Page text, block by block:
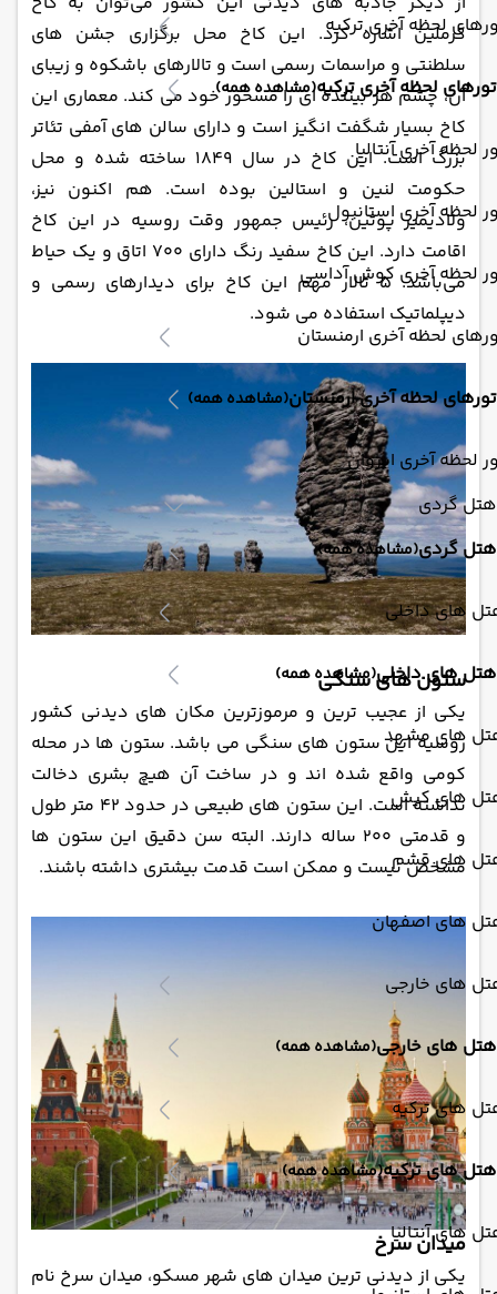
لحظه آخری ترکیه
تورهای لحظه آخری ترکیه(مشاهده همه)
لحظه آخری آنتالیا
لحظه آخری استانبول
لحظه آخری کوش آداسی
لحظه آخری ارمنستان
تورهای لحظه آخری ارمنستان(مشاهده همه)
لحظه آخری ایروان
هتل گردی
هتل گردی(مشاهده همه)
های داخلی
هتل های داخلی(مشاهده همه)
های مشهد
های کیش
های قشم
های اصفهان
های خارجی
هتل های خارجی(مشاهده همه)
های ترکیه
هتل های ترکیه(مشاهده همه)
های آنتالیا
کرملین اشاره کرد. این کاخ محل برگزاری جشن ‌های
سلطنتی و مراسمات رسمی ‌است و تالارهای باشکوه و زیبای
آن، چشم هر بیننده ای را مسحور خود می ‌کند. معماری این
کاخ بسیار شگفت انگیز است و دارای سالن‌ های آمفی تئاتر
بزرگ است. این کاخ در سال 1849 ساخته شده و محل
حکومت لنین و استالین بوده است. هم اکنون نیز،
ولادیمیر پوتین، رئیس جمهور وقت روسیه در این کاخ
اقامت دارد. این کاخ سفید رنگ دارای 700 اتاق و یک حیاط
می‌باشد. 5 تالار مهم این کاخ برای دیدارهای رسمی ‌و
دیپلماتیک استفاده می‌ شود.
ستون‌ های سنگی
یکی از عجیب ‌ترین و مرموزترین مکان ‌های دیدنی کشور
روسیه این ستون‌ های سنگی می ‌باشد. ستون ‌ها در محله
کومی ‌واقع شده اند و در ساخت آن هیچ بشری دخالت
نداشته است. این ستون ‌های طبیعی در حدود 42 متر طول
و قدمتی 200 ساله دارند. البته سن دقیق این ستون ‌ها
مشخص نیست و ممکن است قدمت بیشتری داشته باشند.
میدان سرخ
یکی از دیدنی ‌ترین میدان ‌های شهر مسکو، میدان سرخ نام